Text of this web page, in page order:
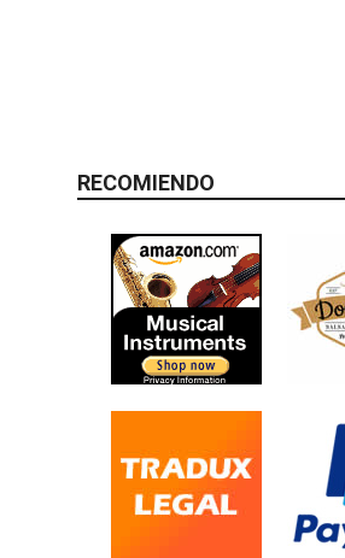
RECOMIENDO